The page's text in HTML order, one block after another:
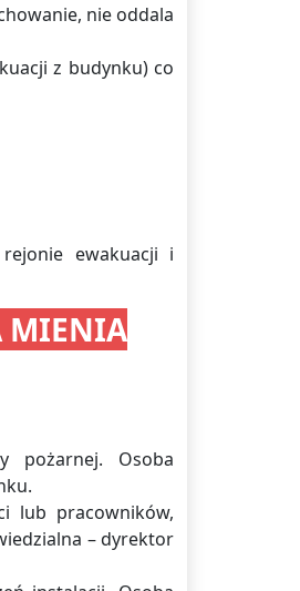
nie oddala
z budynku) co
ewakuacji i
MIENIA
pożarnej. Osoba
lub pracowników,
– dyrektor